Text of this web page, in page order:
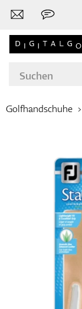
Golfhandschuhe